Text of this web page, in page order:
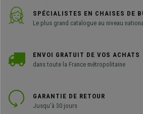
SPÉCIALISTES EN CHAISES DE
Le plus grand catalogue au niveau national
ENVOI GRATUIT DE VOS ACHATS
dans toute la France métropolitaine
GARANTIE DE RETOUR
Jusqu'à 30 jours